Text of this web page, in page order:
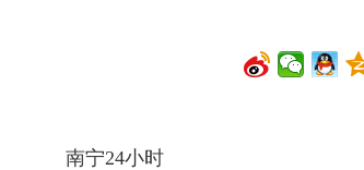
南宁24小时